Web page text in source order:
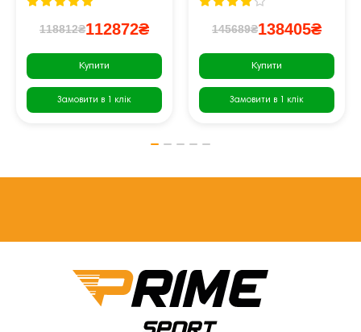
118812₴112872₴
Купити
Замовити в 1 клік
145689₴138405₴
Купити
Замовити в 1 клік